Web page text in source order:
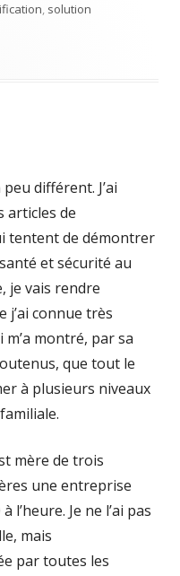
, solution
différent. J’ai
articles de
tentent de démontrer
et sécurité au
je vais rendre
j’ai connue très
montré, par sa
que tout le
à plusieurs niveaux
mère de trois
une entreprise
l’heure. Je ne l’ai pas
mais
par toutes les